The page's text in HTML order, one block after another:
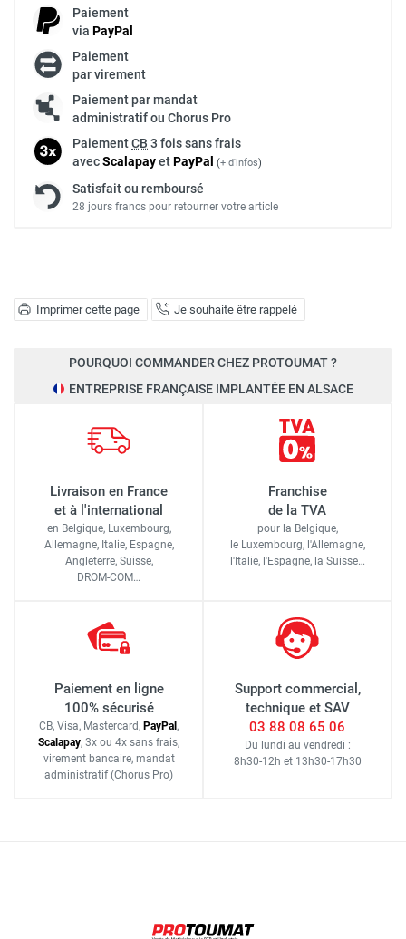
Imprimer cette page Je souhaite être rappelé
Paiement
via PayPal
Paiement
par virement
Paiement par mandat
administratif ou Chorus Pro
PaiementCB 3 fois sans frais
avecScalapayetPayPal (+ d'infos)
Satisfait ou remboursé
28 jours francs pour retourner votre article
POURQUOI COMMANDER CHEZ PROTOUMAT ?
ENTREPRISE FRANÇAISE IMPLANTÉE EN ALSACE
Livraison en France
et à l'international
en Belgique, Luxembourg,
Allemagne, Italie, Espagne,
Angleterre, Suisse,
DROM-COM…
Franchise
de la TVA
pour la Belgique,
le Luxembourg, l'Allemagne,
l'Italie, l'Espagne, la Suisse…
Paiement en ligne
100% sécurisé
CB, Visa, Mastercard, PayPal,
Scalapay, 3x ou 4x sans frais,
virement bancaire, mandat
administratif (Chorus Pro)
Support commercial,
technique et SAV
03 88 08 65 06
Du lundi au vendredi :
8h30-12h et 13h30-17h30